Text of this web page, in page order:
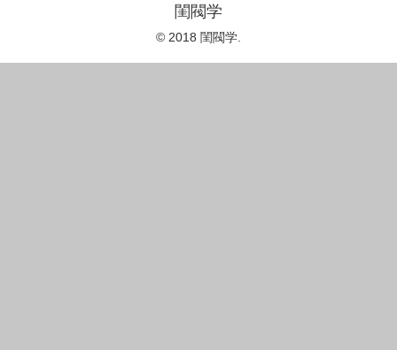
閨閥学
© 2018 閨閥学.